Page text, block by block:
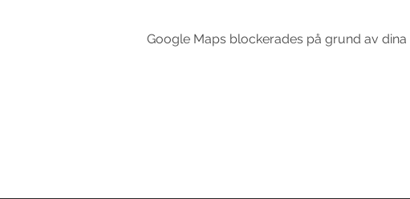
Google Maps blockerades på grund av